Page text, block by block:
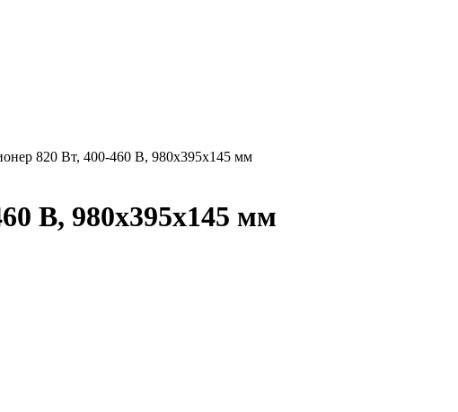
820 Вт, 400-460 В, 980х395х145 мм
В, 980х395х145 мм